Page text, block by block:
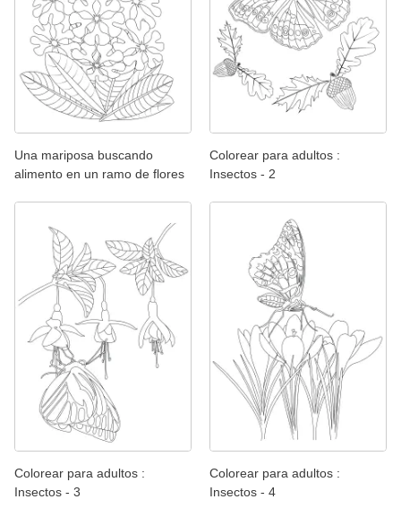
Una mariposa buscando
alimento en un ramo de flores
Colorear para adultos :
Insectos - 2
Colorear para adultos :
Insectos - 3
Colorear para adultos :
Insectos - 4